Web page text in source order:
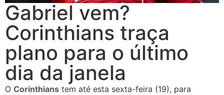
Gabriel vem?
Corinthians traça
plano para o último
dia da janela
O Corinthians tem até esta sexta-feira (19), para